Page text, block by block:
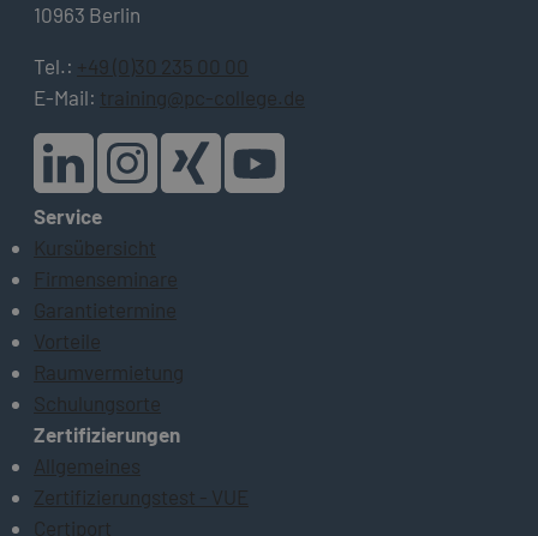
10963 Berlin
Tel.: +49 (0)30 235 00 00
E-Mail: training@pc-college.de
Service
Kursübersicht
Firmenseminare
Garantietermine
Vorteile
Raumvermietung
Schulungsorte
Zertifizierungen
Allgemeines
Zertifizierungstest - VUE
Certiport